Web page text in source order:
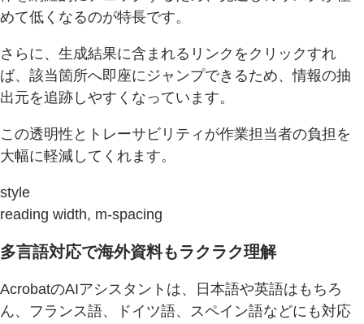
めて低くなるのが特長です。
さらに、生成結果に含まれるリンクをクリックすれ
ば、該当箇所へ即座にジャンプできるため、情報の抽
出元を追跡しやすくなっています。
この透明性とトレーサビリティが作業担当者の負担を
大幅に軽減してくれます。
style
reading width, m-spacing
多言語対応で海外資料もラクラク理解
AcrobatのAIアシスタントは、日本語や英語はもちろ
ん、フランス語、ドイツ語、スペイン語などにも対応